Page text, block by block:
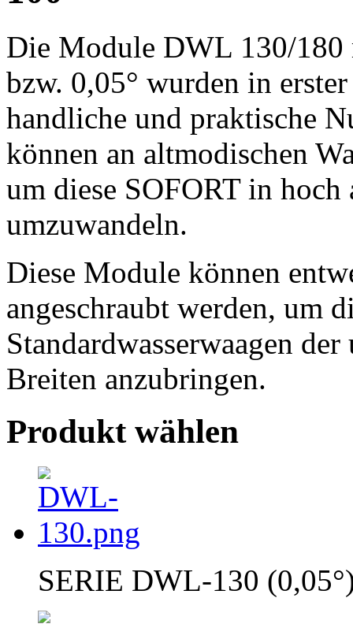
Die Module DWL 130/180
bzw. 0,05° wurden in
handliche und praktische
können an altmodischen
um diese SOFORTin hoch
umzuwandeln.
Diese Module können
angeschraubt werden, um
Standardwasserwaagen
Breiten anzubringen.
Produkt wählen
SERIE DWL-130